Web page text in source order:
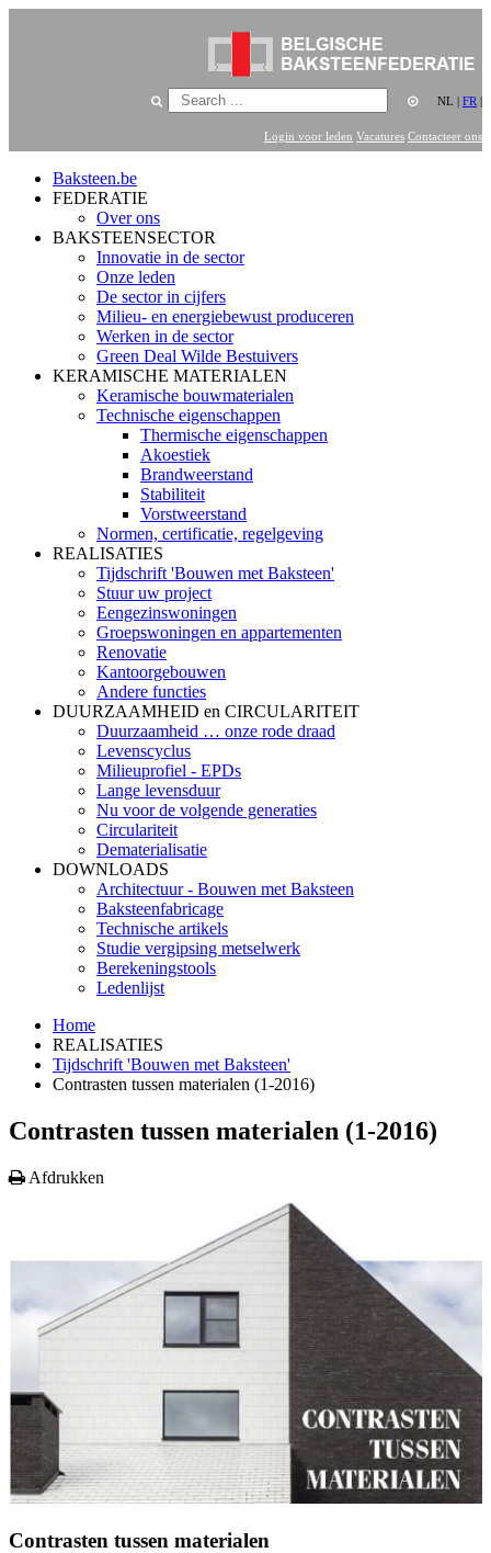
NL | FR |
Login voor leden Vacatures Contacteer ons
Baksteen.be
FEDERATIE
Over ons
BAKSTEENSECTOR
Innovatie in de sector
Onze leden
De sector in cijfers
Milieu- en energiebewust produceren
Werken in de sector
Green Deal Wilde Bestuivers
KERAMISCHE MATERIALEN
Keramische bouwmaterialen
Technische eigenschappen
Thermische eigenschappen
Akoestiek
Brandweerstand
Stabiliteit
Vorstweerstand
Normen, certificatie, regelgeving
REALISATIES
Tijdschrift 'Bouwen met Baksteen'
Stuur uw project
Eengezinswoningen
Groepswoningen en appartementen
Renovatie
Kantoorgebouwen
Andere functies
DUURZAAMHEID en CIRCULARITEIT
Duurzaamheid … onze rode draad
Levenscyclus
Milieuprofiel - EPDs
Lange levensduur
Nu voor de volgende generaties
Circulariteit
Dematerialisatie
DOWNLOADS
Architectuur - Bouwen met Baksteen
Baksteenfabricage
Technische artikels
Studie vergipsing metselwerk
Berekeningstools
Ledenlijst
Home
REALISATIES
Tijdschrift 'Bouwen met Baksteen'
Contrasten tussen materialen (1-2016)
Contrasten tussen materialen (1-2016)
Afdrukken
Contrasten tussen materialen